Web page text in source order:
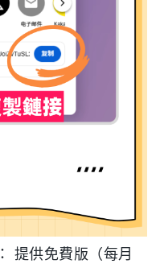
： 提供免費版（每月